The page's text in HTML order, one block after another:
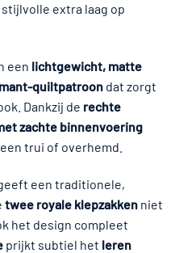
extra laag op
een lichtgewicht, matte
quiltpatroon dat zorgt
Dankzij de rechte
zachte binnenvoering
trui of overhemd.
een traditionele,
twee royale klepzakken niet
het design compleet
prijkt subtiel het leren